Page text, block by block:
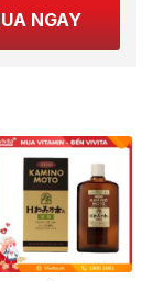
NGAY